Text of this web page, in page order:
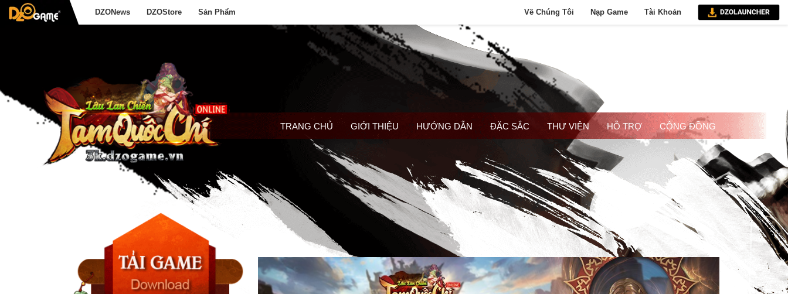
DZONews DZOStore Sản Phẩm Về Chúng Tôi Nạp Game Tài Khoản
TRANG CHỦ GIỚI THIỆU HƯỚNG DẪN ĐẶC SẮC THƯ VIỆN HỖ TRỢ CỘNG ĐỒNG